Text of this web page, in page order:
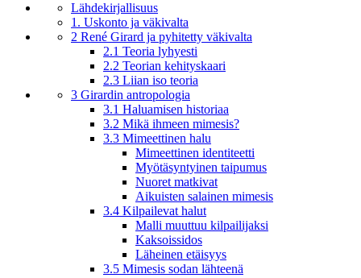
Lähdekirjallisuus
1. Uskonto ja väkivalta
2 René Girard ja pyhitetty väkivalta
2.1 Teoria lyhyesti
2.2 Teorian kehityskaari
2.3 Liian iso teoria
3 Girardin antropologia
3.1 Haluamisen historiaa
3.2 Mikä ihmeen mimesis?
3.3 Mimeettinen halu
Mimeettinen identiteetti
Myötäsyntyinen taipumus
Nuoret matkivat
Aikuisten salainen mimesis
3.4 Kilpailevat halut
Malli muuttuu kilpailijaksi
Kaksoissidos
Läheinen etäisyys
3.5 Mimesis sodan lähteenä